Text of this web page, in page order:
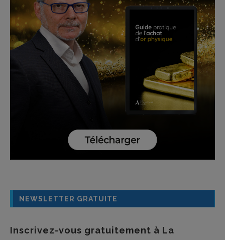
NEWSLETTER GRATUITE
Inscrivez-vous gratuitement à La